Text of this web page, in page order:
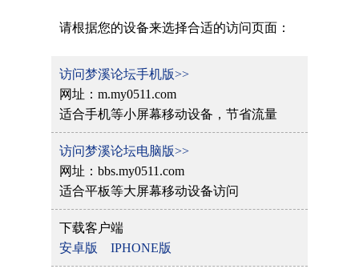
请根据您的设备来选择合适的访问页面：
访问梦溪论坛手机版>>
网址：m.my0511.com
适合手机等小屏幕移动设备，节省流量
访问梦溪论坛电脑版>>
网址：bbs.my0511.com
适合平板等大屏幕移动设备访问
下载客户端
安卓版
IPHONE版